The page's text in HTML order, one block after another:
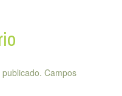
Campos